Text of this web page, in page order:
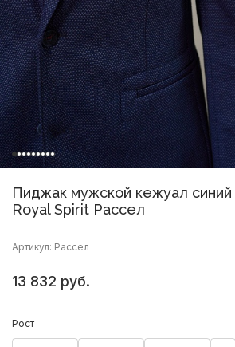
Пиджак мужской кежуал синий
Royal Spirit Рассел
Артикул: Рассел
13 832 руб.
Рост